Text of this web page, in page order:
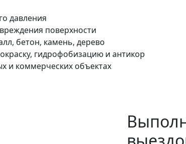
давления
поверхности
бетон, камень, дерево
гидрофобизацию и антикор
коммерческих объектах